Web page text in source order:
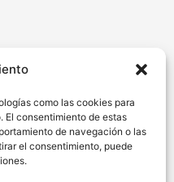
como las cookies para
El consentimiento de estas
de navegación o las
el consentimiento, puede